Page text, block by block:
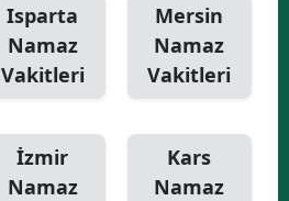
Isparta
Namaz
Vakitleri
Mersin
Namaz
Vakitleri
İzmir
Namaz
Kars
Namaz